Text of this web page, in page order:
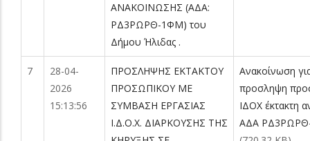
ΑΝΑΚΟΙΝΩΣΗΣ (ΑΔΑ:
ΡΔ3ΡΩΡΘ-1ΦΜ) του
Δήμου Ήλιδας .
7
28-04-
2026
15:13:56
ΠΡΟΣΛΗΨΗΣ ΕΚΤΑΚΤΟΥ
ΠΡΟΣΩΠΙΚΟΥ ΜΕ
ΣΥΜΒΑΣΗ ΕΡΓΑΣΙΑΣ
Ι.Δ.Ο.Χ. ΔΙΑΡΚΟΥΣΗΣ ΤΗΣ
Ανακοίνωση
προσληψη
ΙΔΟΧ έκτακτη
ΑΔΑ